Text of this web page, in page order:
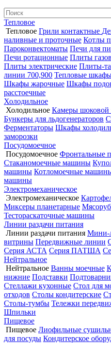
Тепловое
Тепловое Грили контактные
наливные и проточные Котлы
Пароконвектоматы Печи для
Печи ротационные Плиты
Плиты электрические Плиты-
линии 700,900 Тепловые
Шкафы жарочные Шкафы
расстоечные
Холодильное
Холодильное Камеры шоковой
Бункеры для льдогенераторов
Ферментаторы Шкафы
заморозки
Посудомоечное
Посудомоечное Фронтальные
Стаканомоечные машины
машины Котломоечные
машины
Электромеханическое
Электромеханическое
Миксеры планетарные
Тестораскаточные машины
Линии раздачи питания
Линии раздачи питания Мини-
витрины Передвижные линии
Серия АСТА Серия ПАТША
Нейтральное
Нейтральное Ванны моечные
нижние Подставки
Стеллажи кухонные Стол для
отходов Столы кондитерские
Столы-тумбы Тележки
Шпильки
Пищевое
Пищевое Лиофильные
для посуды Кондитерское